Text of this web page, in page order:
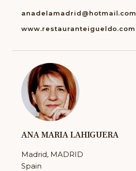
anadelamadrid@hotmail.com
www.restauranteigueldo.com
ANA MARIA LAHIGUERA
Madrid, MADRID
Spain